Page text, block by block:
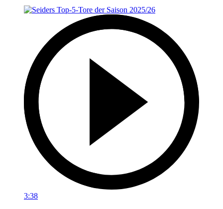
3:38